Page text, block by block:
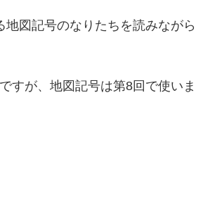
図記号のなりたちを読みながら
すが、地図記号は第8回で使いま